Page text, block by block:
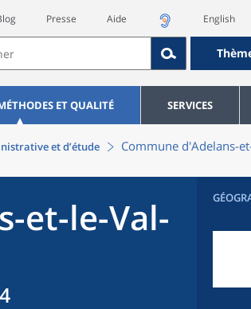
Presse Aide English
ET QUALITÉ SERVICES
et d’étude Commune d'Adelans-
et-le-Val-